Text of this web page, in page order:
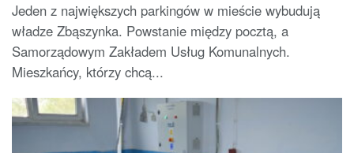
Jeden z największych parkingów w mieście wybudują
władze Zbąszynka. Powstanie między pocztą, a
Samorządowym Zakładem Usług Komunalnych.
Mieszkańcy, którzy chcą...